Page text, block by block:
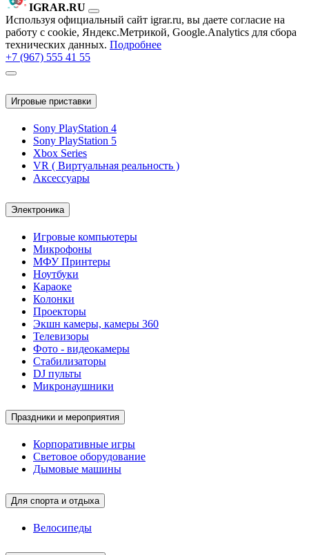
IGRAR.RU
Используя официальный сайт igrar.ru, вы даете согласие на
работу с cookie, Яндекс.Метрикой, Google.Analytics для сбора
технических данных. Подробнее
+7 (967) 555 41 55
Игровые приставки
Sony PlayStation 4
Sony PlayStation 5
Xbox Series
VR ( Виртуальная реальность )
Аксессуары
Электроника
Игровые компьютеры
Микрофоны
МФУ Принтеры
Ноутбуки
Караоке
Колонки
Проекторы
Экшн камеры, камеры 360
Телевизоры
Фото - видеокамеры
Стабилизаторы
DJ пульты
Микронаушники
Праздники и мероприятия
Корпоративные игры
Световое оборудование
Дымовые машины
Для спорта и отдыха
Велосипеды